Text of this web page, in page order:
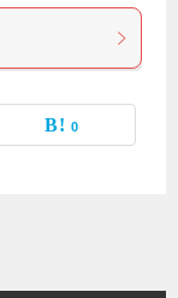
0